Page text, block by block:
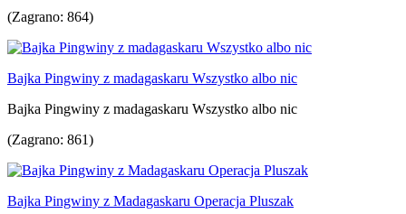
(Zagrano: 864)
Bajka Pingwiny z madagaskaru Wszystko albo nic
Bajka Pingwiny z madagaskaru Wszystko albo nic
(Zagrano: 861)
Bajka Pingwiny z Madagaskaru Operacja Pluszak